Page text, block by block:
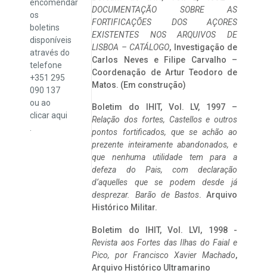
encomendar
os
boletins
disponíveis
através do
telefone
+351 295
090 137
ou ao
clicaraqui
DOCUMENTAÇÃO SOBRE AS
FORTIFICAÇÕES DOS AÇORES
EXISTENTES NOS ARQUIVOS DE
LISBOA – CATÁLOGO, Investigação de
Carlos Neves e Filipe Carvalho –
Coordenação de Artur Teodoro de
Matos. (Em construção)
Boletim do IHIT, Vol. LV, 1997 –
Relação dos fortes, Castellos e outros
pontos fortificados, que se achão ao
prezente inteiramente abandonados, e
que nenhuma utilidade tem para a
defeza do Pais, com declaração
d’aquelles que se podem desde já
desprezar. Barão de Bastos. Arquivo
Histórico Militar.
Boletim do IHIT, Vol. LVI, 1998 -
Revista aos Fortes das Ilhas do Faial e
Pico, por Francisco Xavier Machado,
Arquivo Histórico Ultramarino